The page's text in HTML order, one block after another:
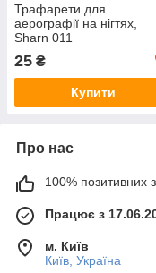
Трафарети для
аерографії на нігтях,
Sharn 011
25 ₴
Купити
Про нас
100% позитивних з
Працює з
м. Київ
Київ, Україна